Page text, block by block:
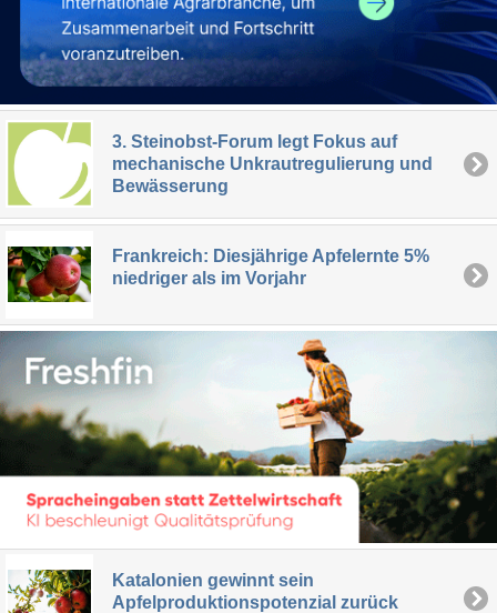
3. Steinobst-Forum legt Fokus auf
mechanische Unkrautregulierung und
Bewässerung
Frankreich: Diesjährige Apfelernte 5%
niedriger als im Vorjahr
Katalonien gewinnt sein
Apfelproduktionspotenzial zurück